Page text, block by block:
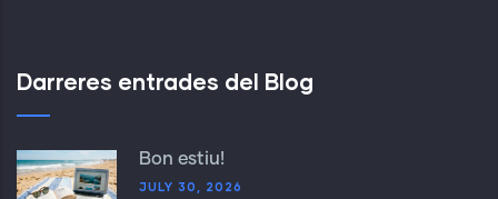
Darreres entrades del Blog
Bon estiu!
JULY 30, 2026